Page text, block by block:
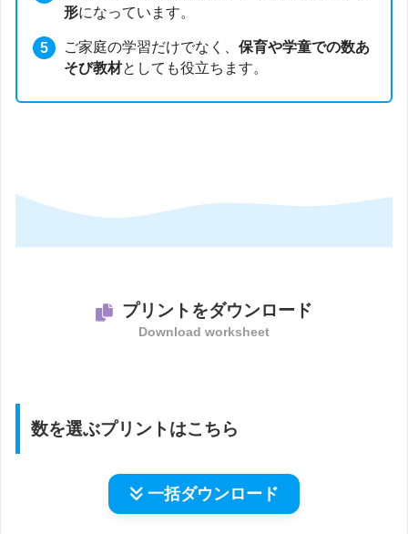
形になっています。
ご家庭の学習だけでなく、保育や学童での数あ
そび教材としても役立ちます。
プリントをダウンロード
Download worksheet
数を選ぶプリントはこちら
一括ダウンロード